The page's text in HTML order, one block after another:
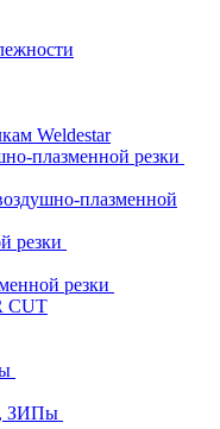
Weldestar
плазменной резки
плазменной
резки
резки
CUT
ЗИПы